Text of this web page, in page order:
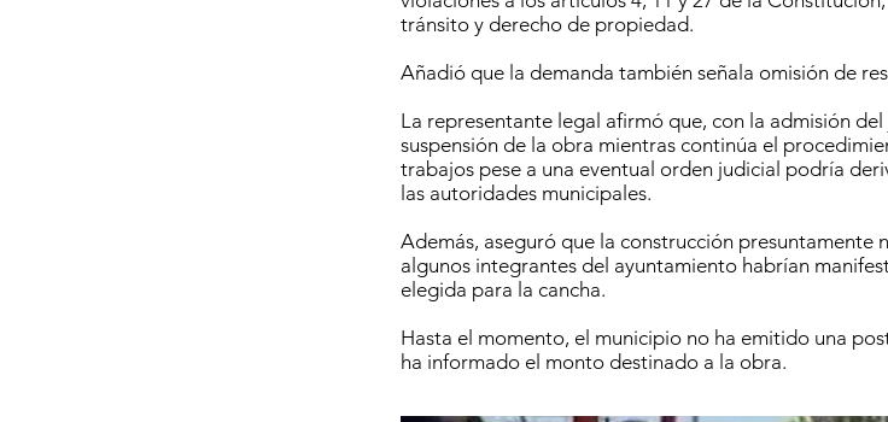
tránsito y derecho de propiedad.
Añadió que la demanda también señala omisión de
La representante legal afirmó que, con la admisión
suspensión de la obra mientras continúa el
trabajos pese a una eventual orden judicial podría
las autoridades municipales.
Además, aseguró que la construcción presuntamente
algunos integrantes del ayuntamiento habrían
elegida para la cancha.
Hasta el momento, el municipio no ha emitido una
ha informado el monto destinado a la obra.